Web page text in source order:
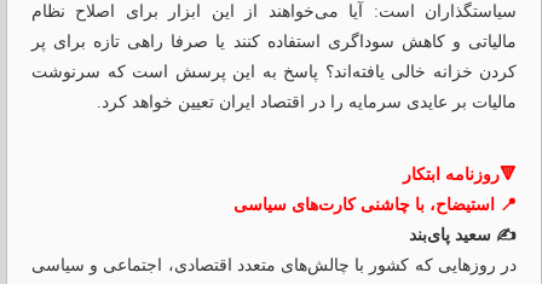
سیاستگذاران است: آیا می‌خواهند از این ابزار برای اصلاح نظام
مالیاتی و کاهش سوداگری استفاده کنند یا صرفا راهی تازه برای پر
کردن خزانه خالی یافته‌اند؟ پاسخ به این پرسش است که سرنوشت
مالیات بر عایدی سرمایه را در اقتصاد ایران تعیین خواهد کرد.
🔻روزنامه ابتکار
📍 استیضاح، با چاشنی کارت‌های سیاسی
✍️ سعید پای‌بند
در روزهایی که کشور با چالش‌های متعدد اقتصادی، اجتماعی و سیاسی